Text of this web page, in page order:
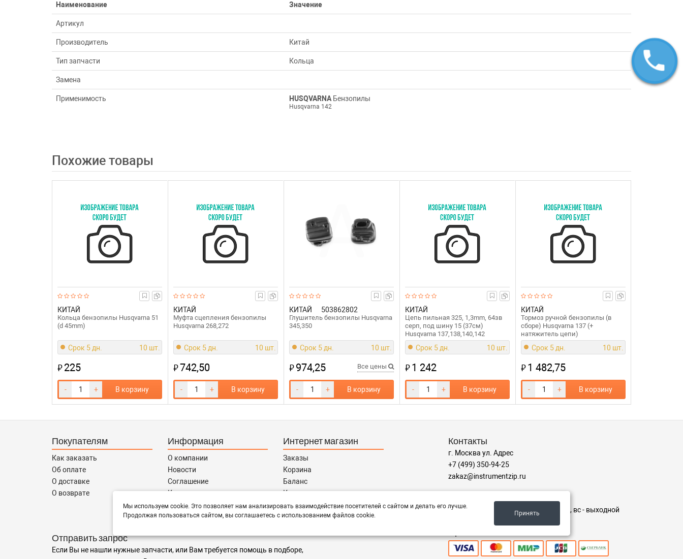
Наименование Значение
Артикул
Производитель Китай
Тип запчасти Кольца
Замена
Применимость HUSQVARNA Бензопилы
Husqvarna 142
Похожие товары
КИТАЙ
Кольца бензопилы Husqvarna 51
(d 45mm)
Срок 5 дн. 10 шт.
₽225
- + В корзину
КИТАЙ
Муфта сцепления бензопилы
Husqvarna 268,272
Срок 5 дн. 10 шт.
₽742,50
- + В корзину
КИТАЙ 503862802
Глушитель бензопилы Husqvarna
345,350
Срок 5 дн. 10 шт.
₽974,25 Все цены
- + В корзину
КИТАЙ
Цепь пильная 325, 1,3mm, 64зв
серп, под шину 15 (37см)
Husqvarna 137,138,140,142
Срок 5 дн. 10 шт.
₽1 242
- + В корзину
КИТАЙ
Тормоз ручной бензопилы (в
сборе) Husqvarna 137 (+
натяжитель цепи)
Срок 5 дн. 10 шт.
₽1 482,75
- + В корзину
Покупателям
Как заказать
Об оплате
О доставке
О возврате
Информация
О компании
Новости
Соглашение
Контакты
Сотрудничество
Интернет магазин
Заказы
Корзина
Баланс
Каталог товаров
Каталог брендов
Запчасти по Маркам
Отправить запрос
Если Вы не нашли нужные запчасти, или Вам требуется помощь в подборе,
Контакты
г. Москва ул. Адрес
+7 (499) 350-94-25
zakaz@instrumentzip.ru
пн-пт с 9:00 до 18:00, сб 9:00 до 16:00, вс - выходной
Мы используем cookie. Это позволяет нам анализировать взаимодействие посетителей с сайтом и делать его лучше.
Продолжая пользоваться сайтом, вы соглашаетесь с использованием файлов cookie.
Принять